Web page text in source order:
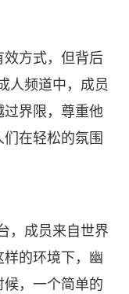
效方式，但背后
人频道中，成员
界限，尊重他
在轻松的氛围
，成员来自世界
的环境下，幽
，一个简单的